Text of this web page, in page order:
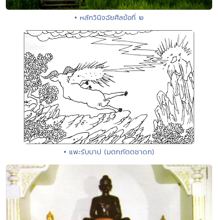
• หลักวินิจฉัยศีลข้อที่ ๒
• แพะรับบาป (มตกภัตตชาดก)